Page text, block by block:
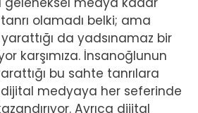
olamadı belki; ama
da yadsınamaz bir
karşımıza. İnsanoğlunun
bu sahte tanrılara
medyaya her seferinde
Ayrıca dijital